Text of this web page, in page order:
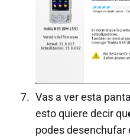
Vas a ver esta
esto quiere decir qu
podes desenchufar